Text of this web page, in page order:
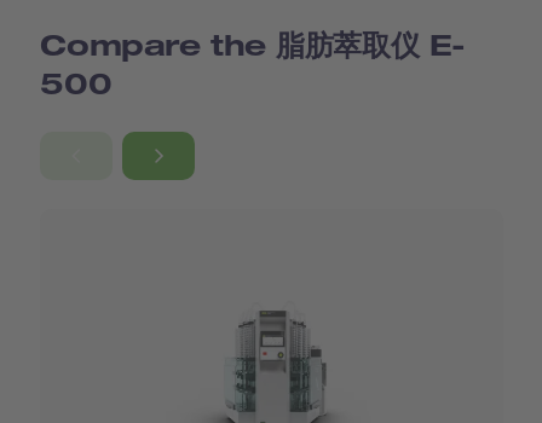
Compare the 脂肪萃取仪 E-
500